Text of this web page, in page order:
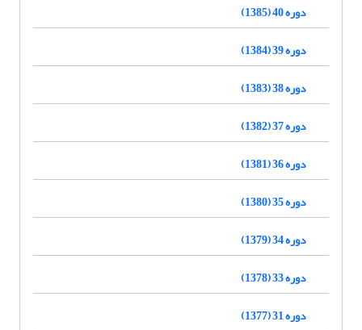
دوره 40 (1385)
دوره 39 (1384)
دوره 38 (1383)
دوره 37 (1382)
دوره 36 (1381)
دوره 35 (1380)
دوره 34 (1379)
دوره 33 (1378)
دوره 31 (1377)